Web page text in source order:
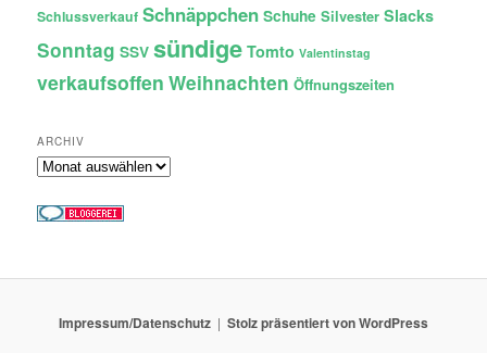
Schlussverkauf Schnäppchen Schuhe Silvester Slacks
Sonntag SSV sündige Tomto Valentinstag
verkaufsoffen Weihnachten Öffnungszeiten
ARCHIV
Archiv
Impressum/Datenschutz Stolz präsentiert von WordPress